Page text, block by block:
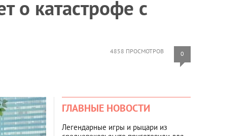
о катастрофе с
4858 ПРОСМОТРОВ 0
ГЛАВНЫЕ НОВОСТИ
Легендарные игры и рыцари из